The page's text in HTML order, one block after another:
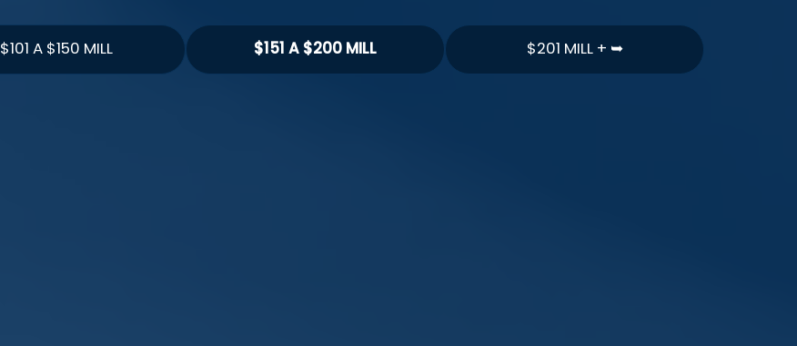
$101 A $150 MILL $151 A $200 MILL $201 MILL + ➥